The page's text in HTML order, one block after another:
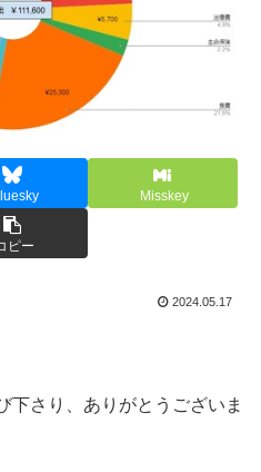
Misskey
ピー
2024.05.17
下さり、ありがとうございま